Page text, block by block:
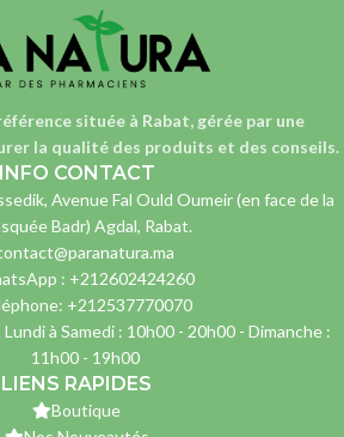
située à Rabat, gérée par une
la qualité des produits et des conseils.
INFO CONTACT
Avenue Fal Ould Oumeir (en face de la
Badr) Agdal, Rabat.
: +212602424260
+212537770070
à Samedi : 10h00 - 20h00 - Dimanche :
11h00 - 19h00
LIENS RAPIDES
Boutique